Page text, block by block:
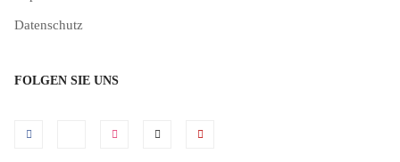
Datenschutz
FOLGEN SIE UNS